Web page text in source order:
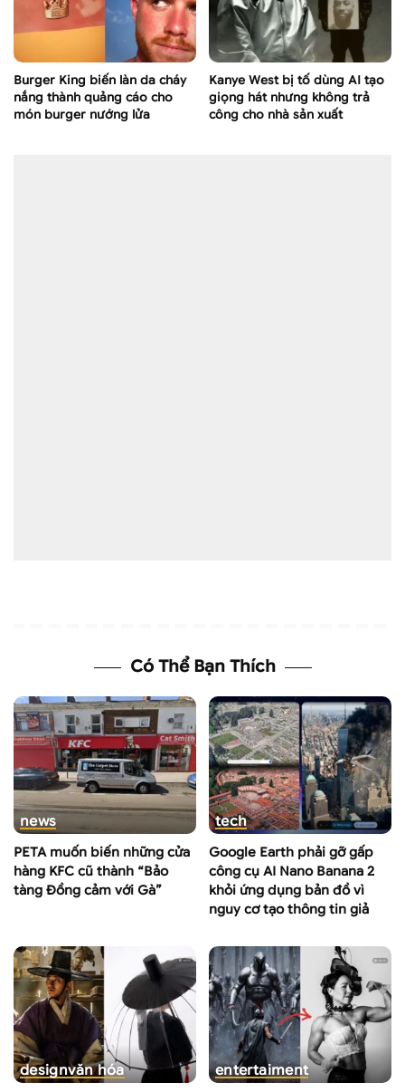
Burger King biến làn da cháy
nắng thành quảng cáo cho
món burger nướng lửa
Kanye West bị tố dùng AI tạo
giọng hát nhưng không trả
công cho nhà sản xuất
Có Thể Bạn Thích
news
PETA muốn biến những cửa
hàng KFC cũ thành “Bảo
tàng Đồng cảm với Gà”
tech
Google Earth phải gỡ gấp
công cụ AI Nano Banana 2
khỏi ứng dụng bản đồ vì
nguy cơ tạo thông tin giả
designvăn hóa entertaiment